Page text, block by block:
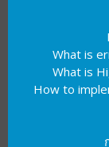
What is
What is
How to